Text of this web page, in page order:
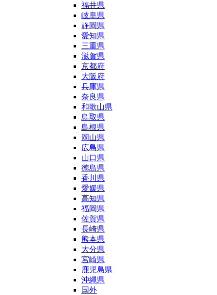
福井県
岐阜県
静岡県
愛知県
三重県
滋賀県
京都府
大阪府
兵庫県
奈良県
和歌山県
鳥取県
島根県
岡山県
広島県
山口県
徳島県
香川県
愛媛県
高知県
福岡県
佐賀県
長崎県
熊本県
大分県
宮崎県
鹿児島県
沖縄県
国外